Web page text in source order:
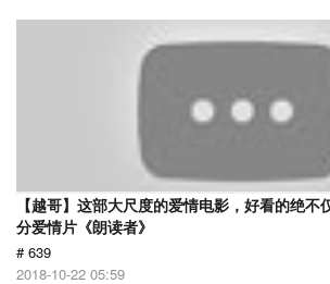
【越哥】这部大尺度的爱情电影，好看的绝
分爱情片《朗读者》
# 639
2018-10-22 05:59